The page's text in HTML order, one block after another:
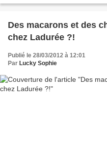
Des macarons et des
chez Ladurée ?!
Publié le 28/03/2012 à 12:01
Par Lucky Sophie